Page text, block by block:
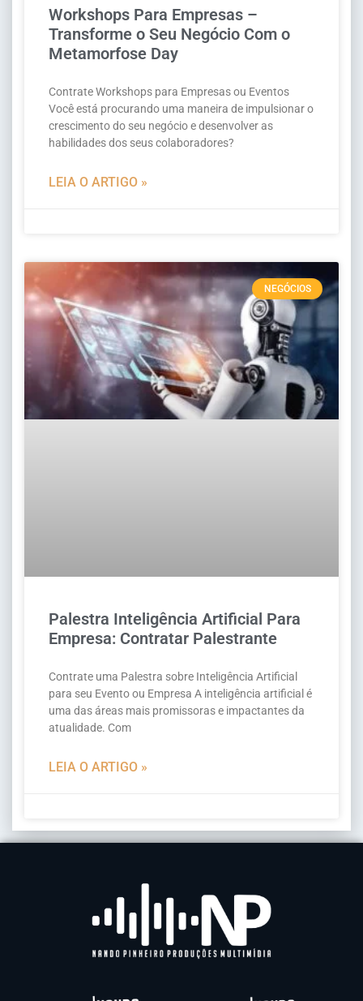
Workshops Para Empresas –
Transforme o Seu Negócio Com o
Metamorfose Day
Contrate Workshops para Empresas ou Eventos
Você está procurando uma maneira de impulsionar o
crescimento do seu negócio e desenvolver as
habilidades dos seus colaboradores?
LEIA O ARTIGO »
NEGÓCIOS
Palestra Inteligência Artificial Para
Empresa: Contratar Palestrante
Contrate uma Palestra sobre Inteligência Artificial
para seu Evento ou Empresa A inteligência artificial é
uma das áreas mais promissoras e impactantes da
atualidade. Com
LEIA O ARTIGO »